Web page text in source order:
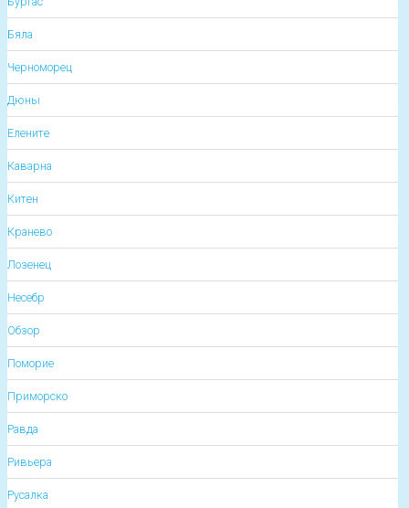
Бяла
Черноморец
Дюны
Елените
Каварна
Китен
Кранево
Лозенец
Несебр
Обзор
Поморие
Приморско
Равда
Ривьера
Русалка